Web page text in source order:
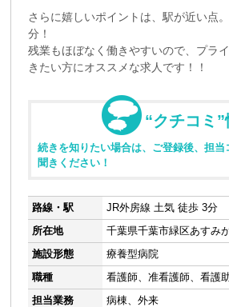
さらに嬉しいポイントは、駅が近い点
分！
残業もほぼなく働きやすいので、プラ
きたい方にオススメな求人です！！
“クチコミ”
続きを知りたい場合は、ご登録後、担
聞きください！
路線・駅
JR外房線 土気 徒歩 3分
所在地
千葉県千葉市緑区あすみ
施設形態
療養型病院
職種
看護師、准看護師、看護
担当業務
病棟、外来